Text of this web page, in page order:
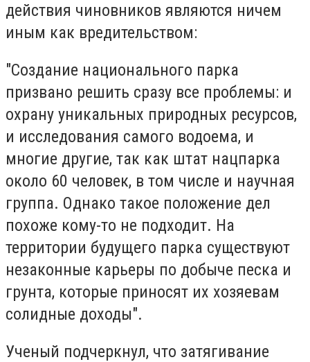
действия чиновников являются ничем
иным как вредительством:
"Создание национального парка
призвано решить сразу все проблемы: и
охрану уникальных природных ресурсов,
и исследования самого водоема, и
многие другие, так как штат нацпарка
около 60 человек, в том числе и научная
группа. Однако такое положение дел
похоже кому-то не подходит. На
территории будущего парка существуют
незаконные карьеры по добыче песка и
грунта, которые приносят их хозяевам
солидные доходы".
Ученый подчеркнул, что затягивание